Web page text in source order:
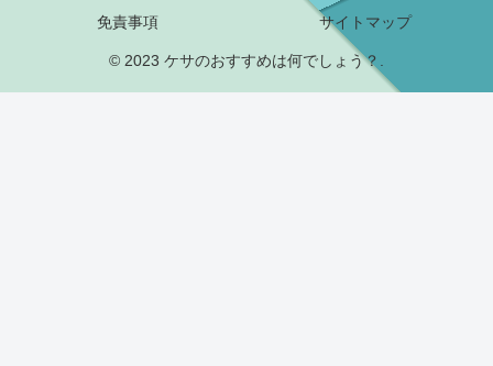
免責事項
サイトマップ
© 2023 ケサのおすすめは何でしょう？.